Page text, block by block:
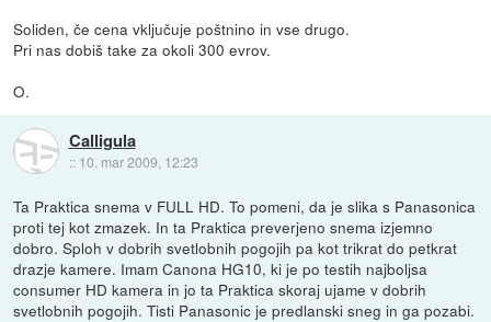
Soliden, če cena vključuje poštnino in vse drugo.
Pri nas dobiš take za okoli 300 evrov.
O.
Calligula
:: 10. mar 2009, 12:23
Ta Praktica snema v FULL HD. To pomeni, da je slika s Panasonica
proti tej kot zmazek. In ta Praktica preverjeno snema izjemno
dobro. Sploh v dobrih svetlobnih pogojih pa kot trikrat do petkrat
drazje kamere. Imam Canona HG10, ki je po testih najboljsa
consumer HD kamera in jo ta Praktica skoraj ujame v dobrih
svetlobnih pogojih. Tisti Panasonic je predlanski sneg in ga pozabi.